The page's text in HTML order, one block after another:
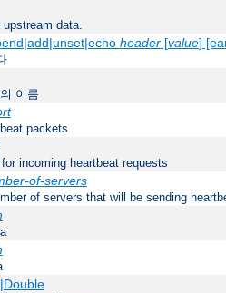
data.
header[value]
이름
packets
incoming heartbeat requests
of-servers
of servers that will be sending